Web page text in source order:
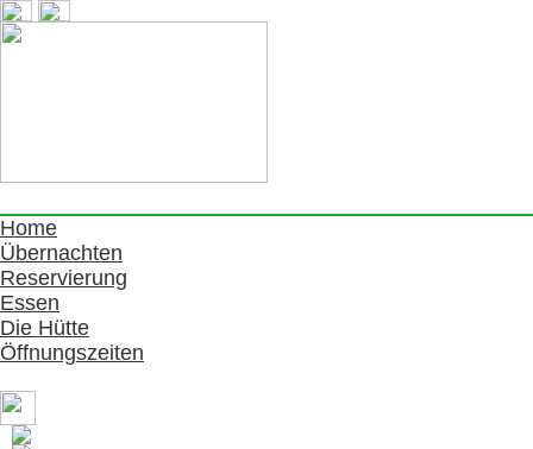
Home
Übernachten
Reservierung
Essen
Die Hütte
Öffnungszeiten